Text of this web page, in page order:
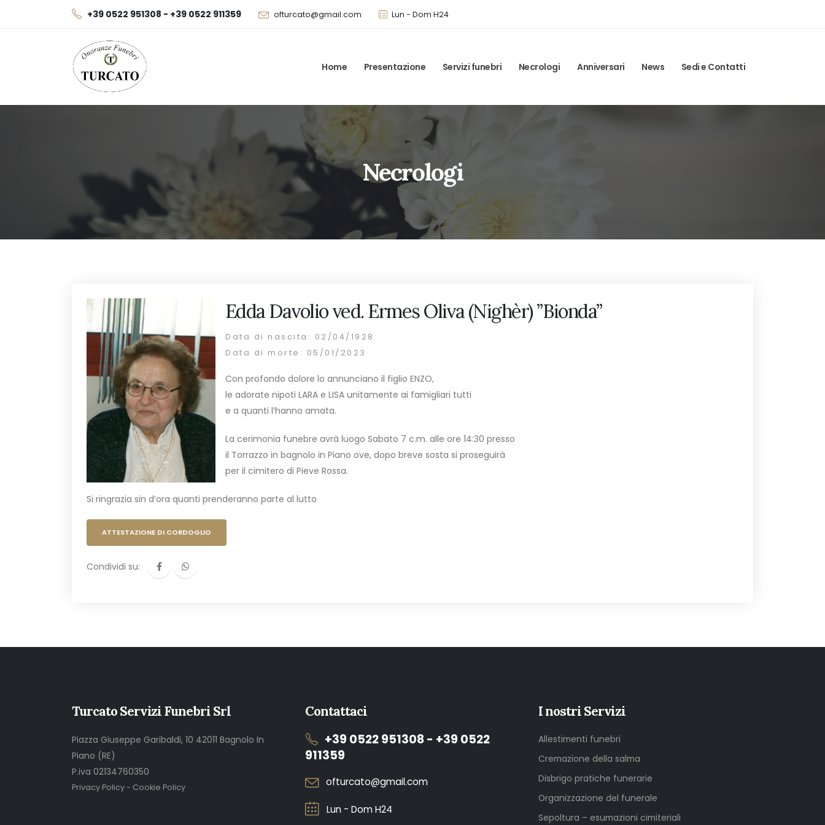
+39 0522 951308 - +39 0522 911359 ofturcato@gmail.com Lun - Dom H24
Home Presentazione Servizi funebri Necrologi Anniversari News Sedi e Contatti
Necrologi
Edda Davolio ved. Ermes Oliva (Nighèr) ”Bionda”
Data di nascita: 02/04/1928
Data di morte: 05/01/2023
Con profondo dolore lo annunciano il figlio ENZO,
le adorate nipoti LARA e LISA unitamente ai famigliari tutti
e a quanti l’hanno amata.
La cerimonia funebre avrà luogo Sabato 7 c.m. alle ore 14:30 presso
il Torrazzo in bagnolo in Piano ove, dopo breve sosta si proseguirà
per il cimitero di Pieve Rossa.
Si ringrazia sin d’ora quanti prenderanno parte al lutto
ATTESTAZIONE DI CORDOGLIO
Condividi su:
Turcato Servizi Funebri Srl
Piazza Giuseppe Garibaldi, 10 42011 Bagnolo In
Piano (RE)
P.iva 02134760350
Privacy Policy- Cookie Policy
Contattaci
+39 0522 951308 - +39 0522
911359
ofturcato@gmail.com
Lun - Dom H24
I nostri Servizi
Allestimenti funebri
Cremazione della salma
Disbrigo pratiche funerarie
Organizzazione del funerale
Sepoltura – esumazioni cimiteriali